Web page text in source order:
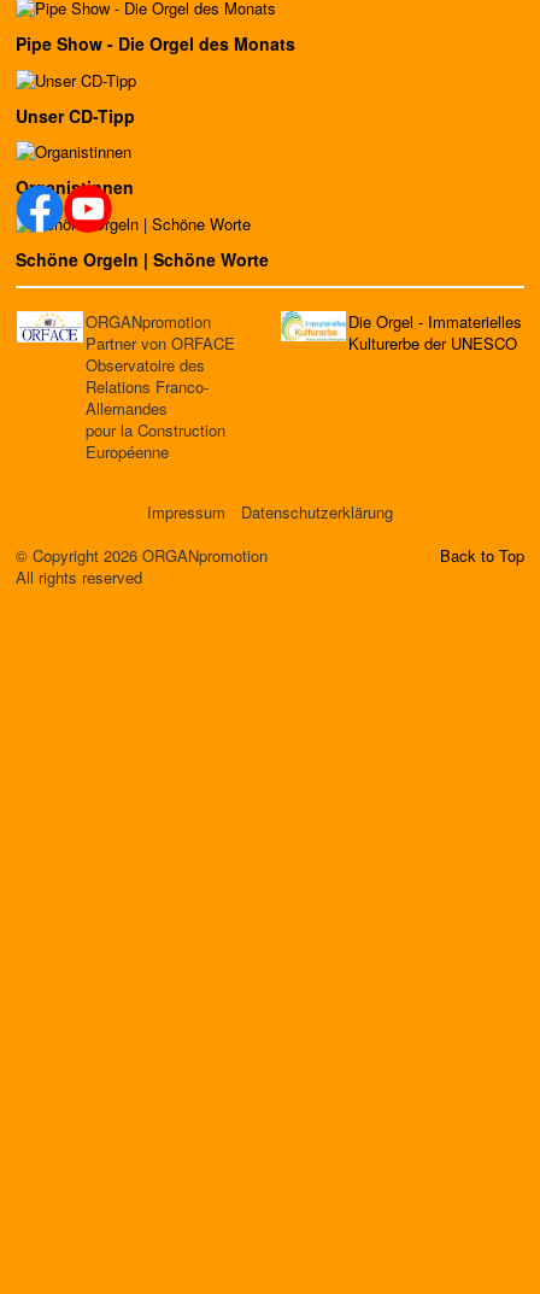
Pipe Show - Die Orgel des Monats
Unser CD-Tipp
Organistinnen
Schöne Orgeln | Schöne Worte
ORGANpromotion
Partner von ORFACE
Observatoire des
Relations Franco-
Allemandes
pour la Construction
Européenne
Die Orgel - Immaterielles
Kulturerbe der UNESCO
Impressum
Datenschutzerklärung
© Copyright 2026 ORGANpromotion
All rights reserved
Back to Top